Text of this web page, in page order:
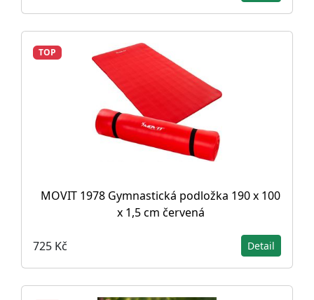
TOP
MOVIT 1978 Gymnastická podložka 190 x 100
x 1,5 cm červená
725 Kč Detail